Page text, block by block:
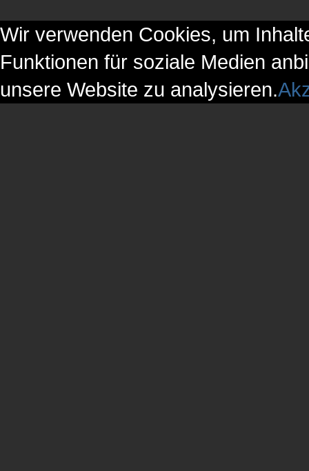
Wir verwenden Cookies, um
Funktionen für soziale Medien
unsere Website zu analysieren.